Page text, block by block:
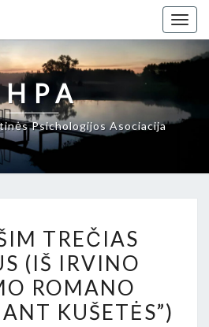
Psichologijos Asociacija
TREČIAS
SKYRIUS
(IŠ
IRVINO
TREČIAS
(IŠ IRVINO
ROMANO
KUŠETĖS”)